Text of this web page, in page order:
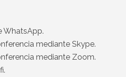
WhatsApp.
mediante Skype.
mediante Zoom.